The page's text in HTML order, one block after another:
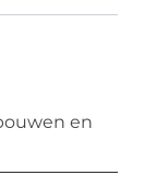
en